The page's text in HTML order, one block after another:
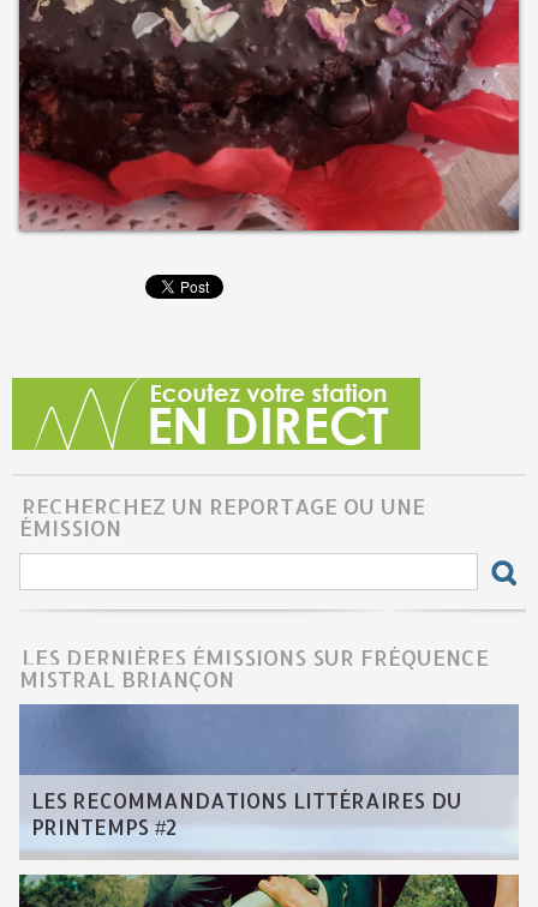
RECHERCHEZ UN REPORTAGE OU UNE
ÉMISSION
LES DERNIÈRES ÉMISSIONS SUR FRÉQUENCE
MISTRAL BRIANÇON
LES RECOMMANDATIONS LITTÉRAIRES DU
PRINTEMPS #2